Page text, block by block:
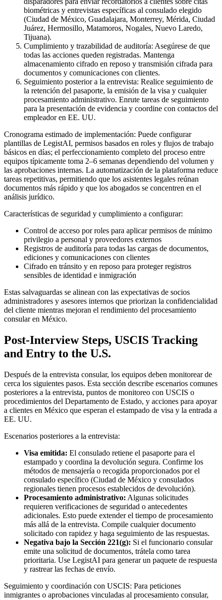
biométricas y entrevistas específicas al consulado elegido
(Ciudad de México, Guadalajara, Monterrey, Mérida, Ciudad
Juárez, Hermosillo, Matamoros, Nogales, Nuevo Laredo,
Tijuana).
Cumplimiento y trazabilidad de auditoría: Asegúrese de que
todas las acciones queden registradas. Mantenga
almacenamiento cifrado en reposo y transmisión cifrada para
documentos y comunicaciones con clientes.
Seguimiento posterior a la entrevista: Realice seguimiento de
la retención del pasaporte, la emisión de la visa y cualquier
procesamiento administrativo. Enrute tareas de seguimiento
para la presentación de evidencia y coordine con contactos del
empleador en EE. UU.
Cronograma estimado de implementación: Puede configurar
plantillas de LegistAI, permisos basados en roles y flujos de trabajo
básicos en días; el perfeccionamiento completo del proceso entre
equipos típicamente toma 2–6 semanas dependiendo del volumen y
las aprobaciones internas. La automatización de la plataforma reduce
tareas repetitivas, permitiendo que los asistentes legales reúnan
documentos más rápido y que los abogados se concentren en el
análisis jurídico.
Características de seguridad y cumplimiento a configurar:
Control de acceso por roles para aplicar permisos de mínimo
privilegio a personal y proveedores externos
Registros de auditoría para todas las cargas de documentos,
ediciones y comunicaciones con clientes
Cifrado en tránsito y en reposo para proteger registros
sensibles de identidad e inmigración
Estas salvaguardas se alinean con las expectativas de socios
administradores y asesores internos que priorizan la confidencialidad
del cliente mientras mejoran el rendimiento del procesamiento
consular en México.
Post-Interview Steps, USCIS Tracking
and Entry to the U.S.
Después de la entrevista consular, los equipos deben monitorear de
cerca los siguientes pasos. Esta sección describe escenarios comunes
posteriores a la entrevista, puntos de monitoreo con USCIS o
procedimientos del Departamento de Estado, y acciones para apoyar
a clientes en México que esperan el estampado de visa y la entrada a
EE. UU.
Escenarios posteriores a la entrevista:
Visa emitida: El consulado retiene el pasaporte para el
estampado y coordina la devolución segura. Confirme los
métodos de mensajería o recogida proporcionados por el
consulado específico (Ciudad de México y consulados
regionales tienen procesos establecidos de devolución).
Procesamiento administrativo: Algunas solicitudes
requieren verificaciones de seguridad o antecedentes
adicionales. Esto puede extender el tiempo de procesamiento
más allá de la entrevista. Compile cualquier documento
solicitado con rapidez y haga seguimiento de las respuestas.
Negativa bajo la Sección 221(g): Si el funcionario consular
emite una solicitud de documentos, trátela como tarea
prioritaria. Use LegistAI para generar un paquete de respuesta
y rastrear las fechas de envío.
Seguimiento y coordinación con USCIS: Para peticiones
inmigrantes o aprobaciones vinculadas al procesamiento consular,